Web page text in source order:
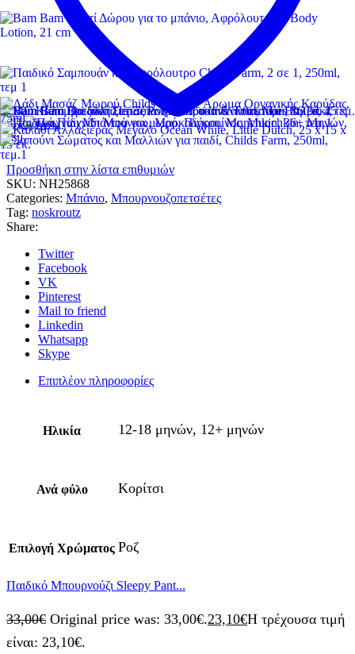
Προσθήκη στην λίστα επιθυμιών
SKU: NH25868
Categories: Μπάνιο, Μπουρνουζοπετσέτες
Tag: noskroutz
Share:
Twitter
Facebook
VK
Pinterest
Mail to friend
Linkedin
Whatsapp
Skype
Επιπλέον πληροφορίες
Ηλικία 12-18 μηνών, 12+ μηνών
Ανά φύλο Κορίτσι
Επιλογή Χρώματος Ροζ
Παιδικό Μπουρνούζι Sleepy Pant...
33,00€ Original price was: 33,00€.23,10€Η τρέχουσα τιμή
είναι: 23,10€.